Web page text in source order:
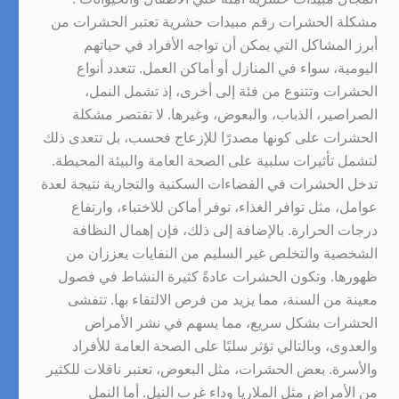
مشكلة الحشرات رقم مبيدات حشرية تعتبر الحشرات من
أبرز المشاكل التي يمكن أن تواجه الأفراد في حياتهم
اليومية، سواء في المنازل أو أماكن العمل. تتعدد أنواع
الحشرات وتتنوع من فئة إلى أخرى، إذ تشمل النمل،
الصراصير، الذباب، والبعوض، وغيرها. لا تقتصر مشكلة
الحشرات على كونها مصدرًا للإزعاج فحسب، بل تتعدى ذلك
لتشمل تأثيرات سلبية على الصحة العامة والبيئة المحيطة.
تدخل الحشرات في الفضاءات السكنية والتجارية نتيجة لعدة
عوامل، مثل توافر الغذاء، توفر أماكن للاختباء، وارتفاع
درجات الحرارة. بالإضافة إلى ذلك، فإن إهمال النظافة
الشخصية والتخلص غير السليم من النفايات يعززان من
ظهورها. وتكون الحشرات عادةً كثيرة النشاط في فصول
معينة من السنة، مما يزيد من فرص الالتقاء بها. تتفشى
الحشرات بشكل سريع، مما يسهم في نشر الأمراض
والعدوى، وبالتالي تؤثر سلبًا على الصحة العامة للأفراد
والأسرة. بعض الحشرات، مثل البعوض، تعتبر ناقلات للكثير
من الأمراض مثل الملاريا وداء غرب النيل. أما النمل